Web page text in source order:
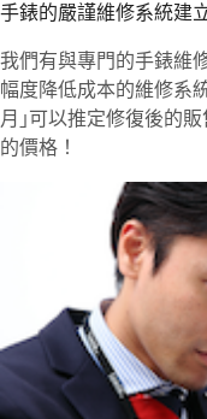
手錶的嚴謹維修系統建
我們有與專門的手錶維
幅度降低成本的維修系
月｣可以推定修復後的
的價格！